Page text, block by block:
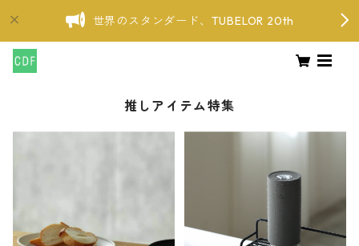
世界のスタンダード、TUBELOR 20th
推しアイテム特集